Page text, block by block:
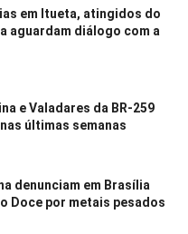
em Itueta, atingidos do
aguardam diálogo com a
e Valadares da BR-259
últimas semanas
denunciam em Brasília
Doce por metais pesados